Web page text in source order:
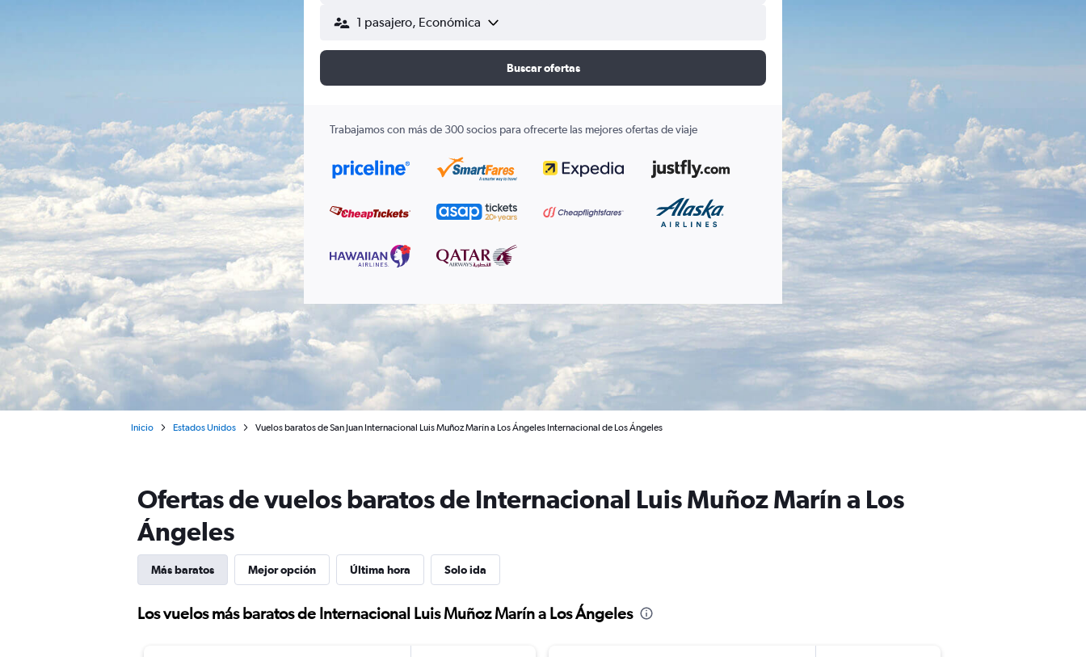
1 pasajero, Económica
Buscar ofertas
Trabajamos con más de 300 socios para ofrecerte las mejores ofertas de viaje
Inicio Estados Unidos Vuelos baratos de San Juan Internacional Luis Muñoz Marín a Los Ángeles Internacional de Los Ángeles
Ofertas de vuelos baratos de Internacional Luis Muñoz Marín a Los
Ángeles
Más baratos Mejor opción Última hora Solo ida
Los vuelos más baratos de Internacional Luis Muñoz Marín a Los Ángeles